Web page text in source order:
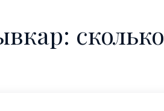
сколько